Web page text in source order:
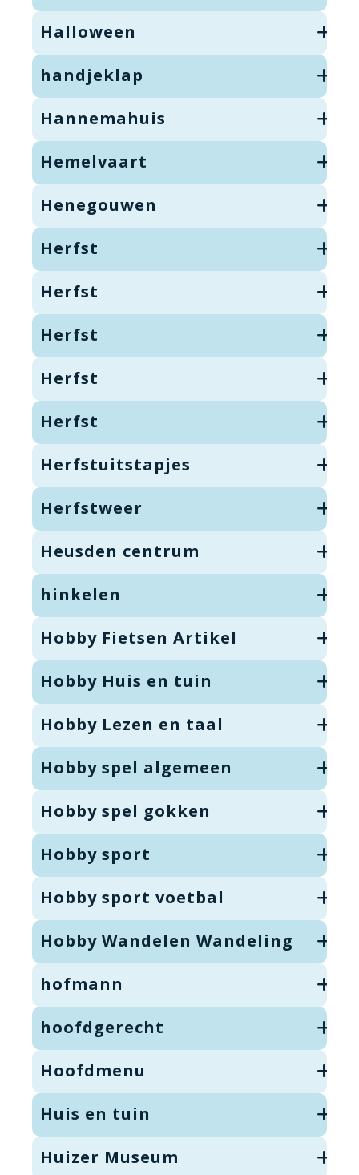
Halloween
handjeklap
Hannemahuis
Hemelvaart
Henegouwen
Herfst
Herfst
Herfst
Herfst
Herfst
Herfstuitstapjes
Herfstweer
Heusden centrum
hinkelen
Hobby Fietsen Artikel
Hobby Huis en tuin
Hobby Lezen en taal
Hobby spel algemeen
Hobby spel gokken
Hobby sport
Hobby sport voetbal
Hobby Wandelen Wandeling
hofmann
hoofdgerecht
Hoofdmenu
Huis en tuin
Huizer Museum